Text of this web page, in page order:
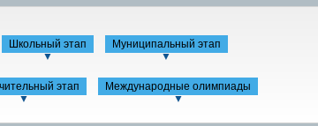
Школьный этап
▼
Муниципальный этап
▼
этап
▼
Международные олимпиады
▼